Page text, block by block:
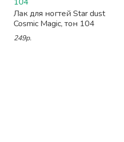
Лак для ногтей Star dust
Cosmic Magic, тон 104
249р.